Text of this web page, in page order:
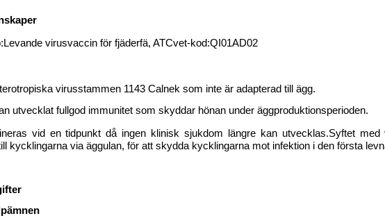
Levande virusvaccin för fjäderfä, ATCvet-kod:QI01AD02
virusstammen 1143 Calnek som inte är adapterad till ägg.
utvecklat fullgod immunitet som skyddar hönan under äggproduktionsperioden.
vid en tidpunkt då ingen klinisk sjukdom längre kan utvecklas.Syftet med
kycklingarna via äggulan, för att skydda kycklingarna mot infektion i den första